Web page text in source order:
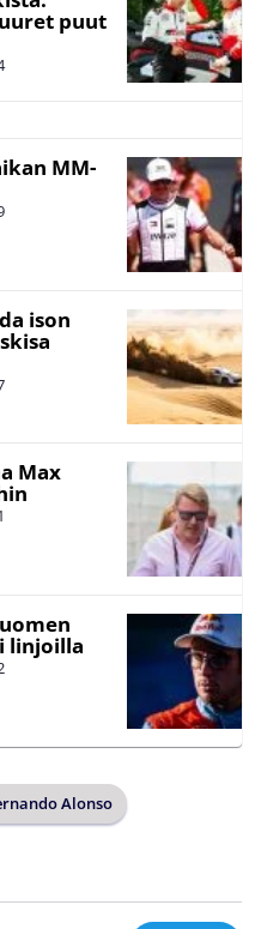
puut
MM-
ison
Max
linjoilla
Alonso